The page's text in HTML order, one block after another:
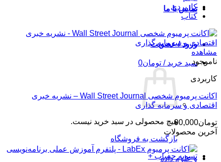
تماس با ما
ورود / عضویت
سبد خرید / تومان0
هیچ محصولی در سبد خرید نیست.
بازگشت به فروشگاه
تسویه حساب +
کاربردی
کتاب
مشاهده
ناموجود
کاربردی
اکانت پرمیوم شخصی Wall Street Journal – نشریه خبری
اقتصادی و سرمایه گذاری
تومان90,000
آخرین محصولات